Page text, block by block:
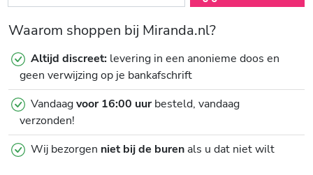
Waarom shoppen bij Miranda.nl?
Altijd discreet: levering in een anonieme doos en
geen verwijzing op je bankafschrift
Vandaagvoor 16:00 uurbesteld, vandaag
verzonden!
Wij bezorgen niet bij de burenals u dat niet wilt